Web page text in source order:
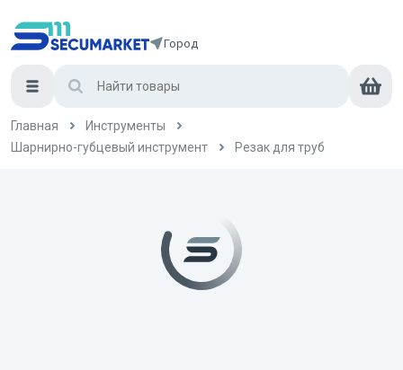
Город
Главная
Инструменты
Шарнирно-губцевый инструмент
Резак для труб